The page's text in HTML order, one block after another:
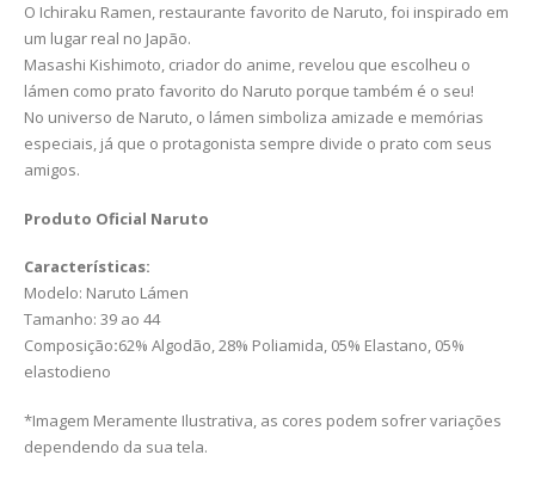
O Ichiraku Ramen, restaurante favorito de Naruto, foi inspirado em
um lugar real no Japão.
Masashi Kishimoto, criador do anime, revelou que escolheu o
lámen como prato favorito do Naruto porque também é o seu!
No universo de Naruto, o lámen simboliza amizade e memórias
especiais, já que o protagonista sempre divide o prato com seus
amigos.
Produto Oficial Naruto
Características:
Modelo: Naruto Lámen
Tamanho: 39 ao 44
Composição:62% Algodão, 28% Poliamida, 05% Elastano, 05%
elastodieno
*Imagem Meramente Ilustrativa, as cores podem sofrer variações
dependendo da sua tela.